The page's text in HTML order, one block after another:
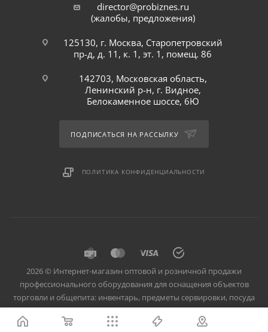
director@probiznes.ru
(жалобы, предложения)
125130, г. Москва, Старопетровский
пр-д, д. 11, к. 1, эт. 1, помещ. 86
142703, Московская область,
Ленинский р-н, г. Видное,
Белокаменное шоссе, 6Ю
ПОДПИСАТЬСЯ НА РАССЫЛКУ
ПОЛИТИКА КОНФИДЕНЦИАЛЬНОСТИ
2026 © Интернет-магазин оптовой и розничной продажи
профессионального оборудования для оснащения объектов
торговли и общепита: инвентарь, предметы сервировки, посуда
для баров, кафе и ресторанов.